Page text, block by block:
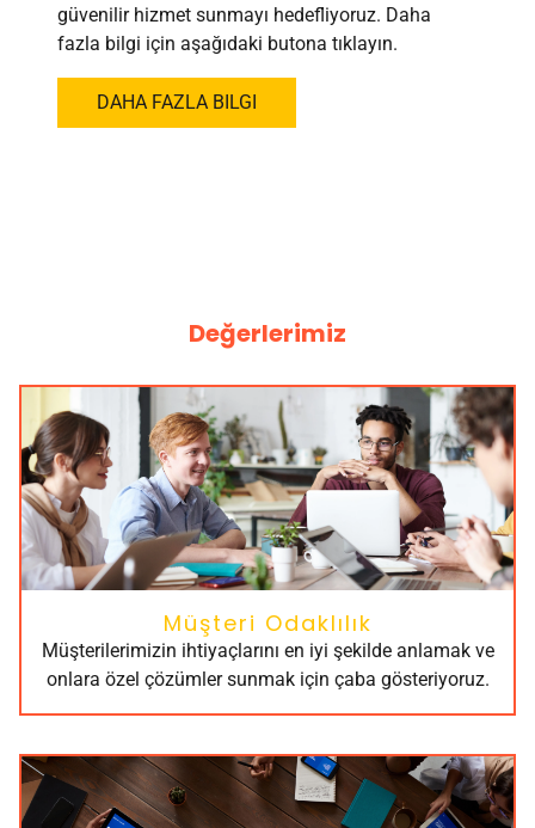
güvenilir hizmet sunmayı hedefliyoruz. Daha
fazla bilgi için aşağıdaki butona tıklayın.
DAHA FAZLA BILGI
Değerlerimiz
Müşteri Odaklılık
Müşterilerimizin ihtiyaçlarını en iyi şekilde anlamak ve
onlara özel çözümler sunmak için çaba gösteriyoruz.